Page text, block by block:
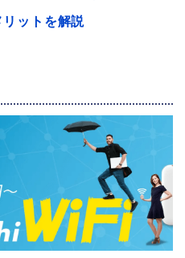
ットを解説